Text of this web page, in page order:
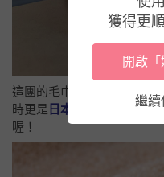
這團的毛巾就是利用這樣的
時更是 日本異位性皮炎協會
喔！
獲得更
開啟
繼續